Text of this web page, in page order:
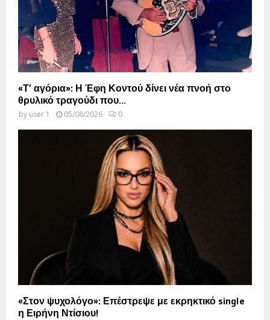
«Τ’ αγόρια»: Η Έφη Κοντού δίνει νέα πνοή στο
θρυλικό τραγούδι που...
by user 1 05/08/2026 0
«Στον ψυχολόγο»: Επέστρεψε με εκρηκτικό single
η Ειρήνη Ντίσιου!